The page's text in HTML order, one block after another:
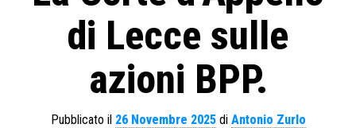
di Lecce sulle
azioni BPP.
Pubblicato il 26 Novembre 2025di Antonio Zurlo